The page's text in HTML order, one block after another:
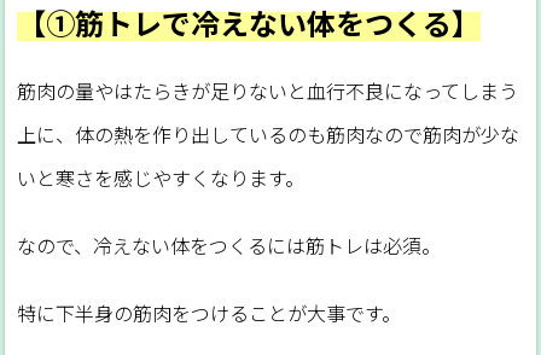
【①筋トレで冷えない体をつくる】
筋肉の量やはたらきが足りないと血行不良になってしまう
上に、体の熱を作り出しているのも筋肉なので筋肉が少な
いと寒さを感じやすくなります。
なので、冷えない体をつくるには筋トレは必須。
特に下半身の筋肉をつけることが大事です。